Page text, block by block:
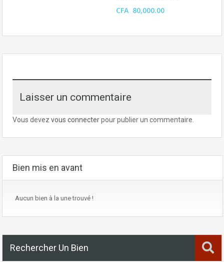
CFA 80,000.00
Laisser un commentaire
Vous devez vous connecterpour publier un commentaire.
Bien mis en avant
Aucun bien à la une trouvé !
Rechercher Un Bien